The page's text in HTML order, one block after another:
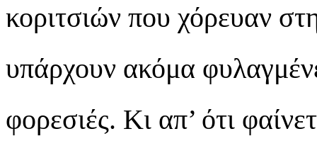
κοριτσιών που χόρευαν
υπάρχουν ακόμα
φορεσιές. Κι απ’ ότι